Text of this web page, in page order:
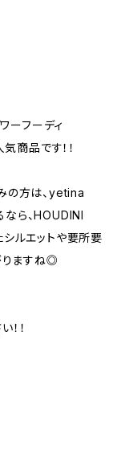
ーフーディ
商品です！！
の方は、yetina
ら、HOUDINI
シルエットや要所要
りますね◎
！